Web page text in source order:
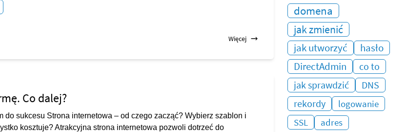
Więcej
Co dalej?
do sukcesu Strona internetowa – od czego zacząć? Wybierz szablon i
kosztuje? Atrakcyjna strona internetowa pozwoli dotrzeć do
domena
jak zmienić
jak utworzyć
hasło
DirectAdmin
co to
jak sprawdzić
DNS
rekordy
logowanie
SSL
adres